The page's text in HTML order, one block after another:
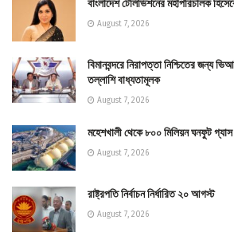
বাংলাদেশ টেলিভিশনের মহাপরিচালক
August 7, 2026
বিমানবন্দরে নিরাপত্তা নিশ্চিতের জন্য
তল্লাশি বাধ্যতামূলক
August 7, 2026
মহেশখালী থেকে ৮০০ মিলিয়ন ঘনফুট
August 7, 2026
রাষ্ট্রপতি নির্বাচন নির্ধারিত ২০ আগস্ট
August 7, 2026